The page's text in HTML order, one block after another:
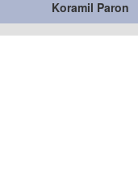
Koramil Paron
Pererat